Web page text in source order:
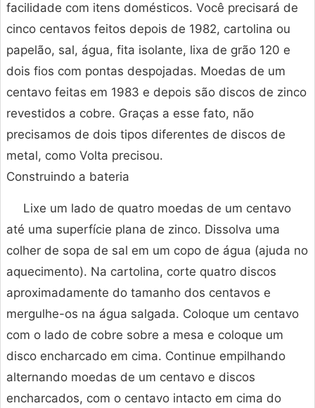
facilidade com itens domésticos. Você precisará de
cinco centavos feitos depois de 1982, cartolina ou
papelão, sal, água, fita isolante, lixa de grão 120 e
dois fios com pontas despojadas. Moedas de um
centavo feitas em 1983 e depois são discos de zinco
revestidos a cobre. Graças a esse fato, não
precisamos de dois tipos diferentes de discos de
metal, como Volta precisou.
Construindo a bateria
Lixe um lado de quatro moedas de um centavo
até uma superfície plana de zinco. Dissolva uma
colher de sopa de sal em um copo de água (ajuda no
aquecimento). Na cartolina, corte quatro discos
aproximadamente do tamanho dos centavos e
mergulhe-os na água salgada. Coloque um centavo
com o lado de cobre sobre a mesa e coloque um
disco encharcado em cima. Continue empilhando
alternando moedas de um centavo e discos
encharcados, com o centavo intacto em cima do